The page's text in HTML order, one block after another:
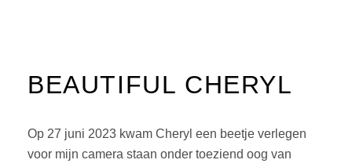
BEAUTIFUL CHERYL
Op 27 juni 2023 kwam Cheryl een beetje verlegen
voor mijn camera staan onder toeziend oog van